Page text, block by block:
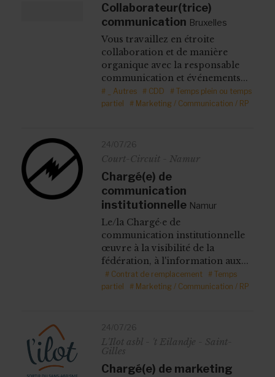
Collaborateur(trice)
communication Bruxelles
Vous travaillez en étroite
collaboration et de manière
organique avec la responsable
communication et événements...
# _ Autres # CDD
# Temps plein ou temps
partiel
# Marketing / Communication / RP
24/07/26
Court-Circuit - Namur
Chargé(e) de
communication
institutionnelle Namur
Le/la Chargé·e de
communication institutionnelle
œuvre à la visibilité de la
fédération, à l'information aux...
# Contrat de remplacement # Temps
partiel
# Marketing / Communication / RP
24/07/26
L'Ilot asbl - 't Eilandje - Saint-
Gilles
Chargé(e) de marketing